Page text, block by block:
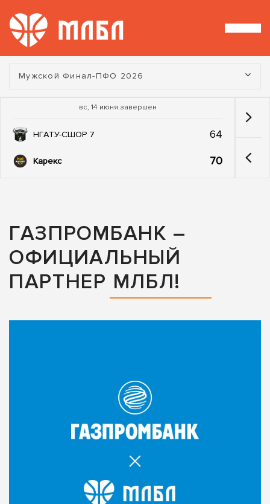
Турнир:
Мужской Финал-ПФО 2026
вс, 14 июня завершен
НГАТУ-СШОР 7 64
Карекс 70
ГАЗПРОМБАНК –
ОФИЦИАЛЬНЫЙ
ПАРТНЕР МЛБЛ!